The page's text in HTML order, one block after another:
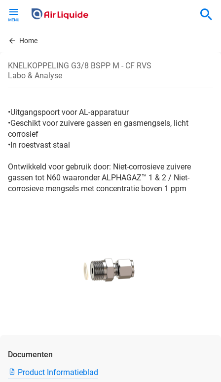
contentHome
KNELKOPPELING G3/8 BSPP M - CF RVS
Labo & Analyse
•Uitgangspoort voor AL-apparatuur
•Geschikt voor zuivere gassen en gasmengsels, licht
corrosief
•In roestvast staal
Ontwikkeld voor gebruik door: Niet-corrosieve zuivere
gassen tot N60 waaronder ALPHAGAZ™ 1 & 2 / Niet-
corrosieve mengsels met concentratie boven 1 ppm
Documenten
Product Informatieblad